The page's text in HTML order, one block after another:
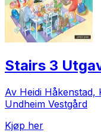
Stairs 3
Av Heidi
Undheim Vestgård
Kjøp her